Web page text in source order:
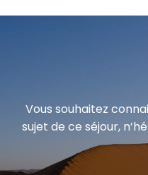
Vous souhaitez
sujet de ce séjour,